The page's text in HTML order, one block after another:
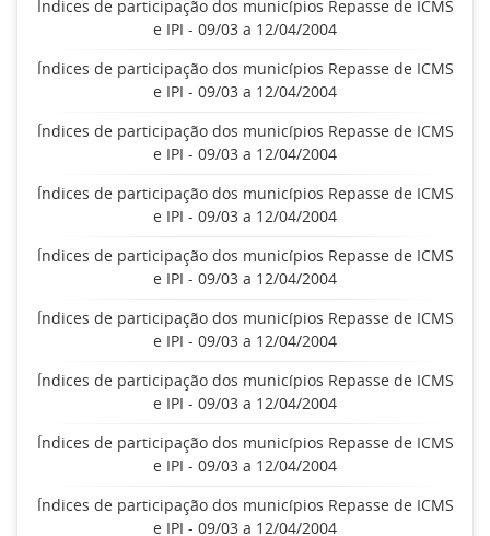
Índices de participação dos municípios Repasse de ICMS
e IPI - 09/03 a 12/04/2004
Índices de participação dos municípios Repasse de ICMS
e IPI - 09/03 a 12/04/2004
Índices de participação dos municípios Repasse de ICMS
e IPI - 09/03 a 12/04/2004
Índices de participação dos municípios Repasse de ICMS
e IPI - 09/03 a 12/04/2004
Índices de participação dos municípios Repasse de ICMS
e IPI - 09/03 a 12/04/2004
Índices de participação dos municípios Repasse de ICMS
e IPI - 09/03 a 12/04/2004
Índices de participação dos municípios Repasse de ICMS
e IPI - 09/03 a 12/04/2004
Índices de participação dos municípios Repasse de ICMS
e IPI - 09/03 a 12/04/2004
Índices de participação dos municípios Repasse de ICMS
e IPI - 09/03 a 12/04/2004